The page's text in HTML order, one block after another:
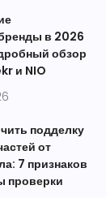
в 2026
обзор
и NIO
подделку
от
7 признаков
проверки